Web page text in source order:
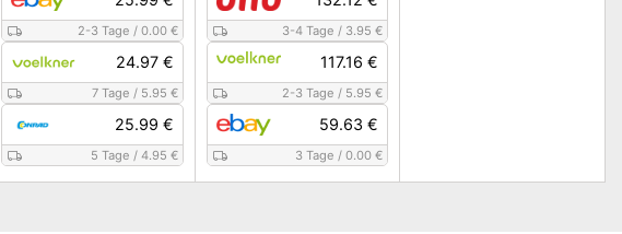
2-3 Tage / 0.00 €
24.97 €
7 Tage / 5.95 €
25.99 €
5 Tage / 4.95 €
3-4 Tage / 3.95 €
117.16 €
2-3 Tage / 5.95 €
59.63 €
3 Tage /0.00 €